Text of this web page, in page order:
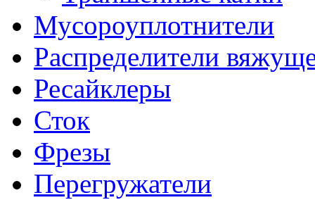
Мусороуплотнители
Распределители
Ресайклеры
Сток
Фрезы
Перегружатели